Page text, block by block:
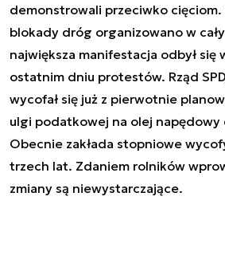
demonstrowali przeciwko cięciom.
blokady dróg organizowano w
największa manifestacja odbył się
ostatnim dniu protestów. Rząd
wycofał się już z pierwotnie
ulgi podatkowej na olej napędowy
Obecnie zakłada stopniowe
trzech lat. Zdaniem rolników
zmiany są niewystarczające.